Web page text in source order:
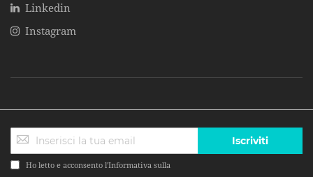
Linkedin
Instagram
Ho letto e acconsento l'Informativa sulla
Iscriviti